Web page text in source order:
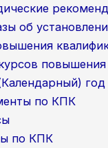
об
год
по КПК
по КПК